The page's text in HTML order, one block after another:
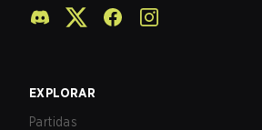
EXPLORAR
Partidas